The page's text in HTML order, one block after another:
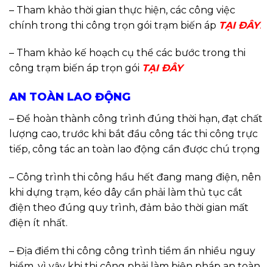
– Tham khảo thời gian thực hiện, các công việc
chính trong thi công trọn gói trạm biến áp TẠI ĐÂY.
– Tham khảo kế hoạch cụ thể các bước trong thi
công trạm biến áp trọn gói TẠI ĐÂY
AN TOÀN LAO ĐỘNG
– Để hoàn thành công trình đúng thời hạn, đạt chất
lượng cao, trước khi bắt đầu công tác thi công trực
tiếp, công tác an toàn lao động cần được chú trọng
– Công trình thi công hầu hết đang mang điện, nên
khi dựng trạm, kéo dây cần phải làm thủ tục cắt
điện theo đúng quy trình, đảm bảo thời gian mất
điện ít nhất.
– Địa điểm thi công công trình tiềm ẩn nhiều nguy